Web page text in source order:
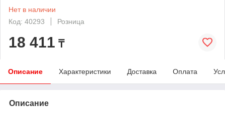
Нет в наличии
Код: 40293
Розница
18 411 ₸
Описание Характеристики Доставка Оплата
Описание